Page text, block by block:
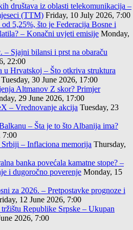
društava iz oblasti telekomunikacija –
(TTM) Friday, 10 July 2026, 7:00
5,25%, što je Federacija Bosne i
– Konačni uvjeti emisije Monday,
Sjajni bilansi i prst na obaraču
22:00
u Hrvatskoj – Što otkriva struktura
Tuesday, 30 June 2026, 17:00
Altmanov Z skor? Primjer
29 June 2026, 17:00
– Vrednovanje akcija Tuesday, 23
– Šta je to što Albanija ima?
7:00
– Inflaciona memorija Thursday,
banka povećala kamatne stope? –
i dugoročno poverenje Monday, 15
za 2026. – Pretpostavke prognoze i
12 June 2026, 7:00
Republike Srpske – Ukupan
2026, 7:00